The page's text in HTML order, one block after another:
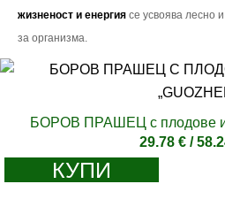
жизненост и енергия се усвоява лесно
за организма.
БОРОВ ПРАШЕЦ с плодове и
29.78 €/
КУПИ